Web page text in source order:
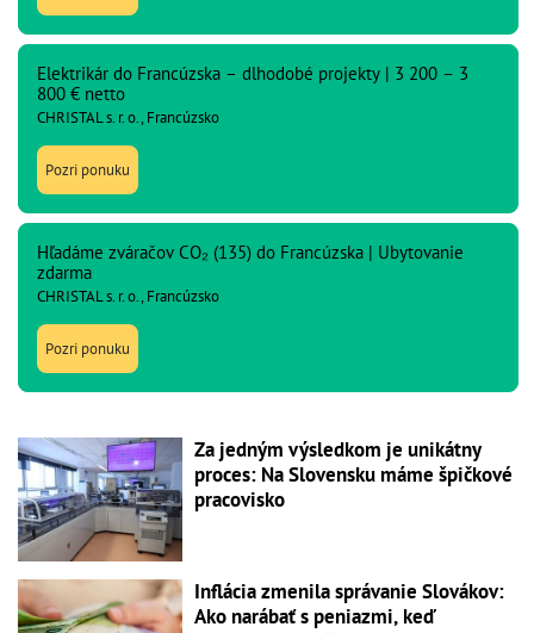
Elektrikár do Francúzska – dlhodobé projekty | 3 200 – 3
800 € netto
CHRISTAL s. r. o., Francúzsko
Pozri ponuku
Hľadáme zváračov CO₂ (135) do Francúzska | Ubytovanie
zdarma
CHRISTAL s. r. o., Francúzsko
Pozri ponuku
Za jedným výsledkom je unikátny
proces: Na Slovensku máme špičkové
pracovisko
Inflácia zmenila správanie Slovákov:
Ako narábať s peniazmi, keď